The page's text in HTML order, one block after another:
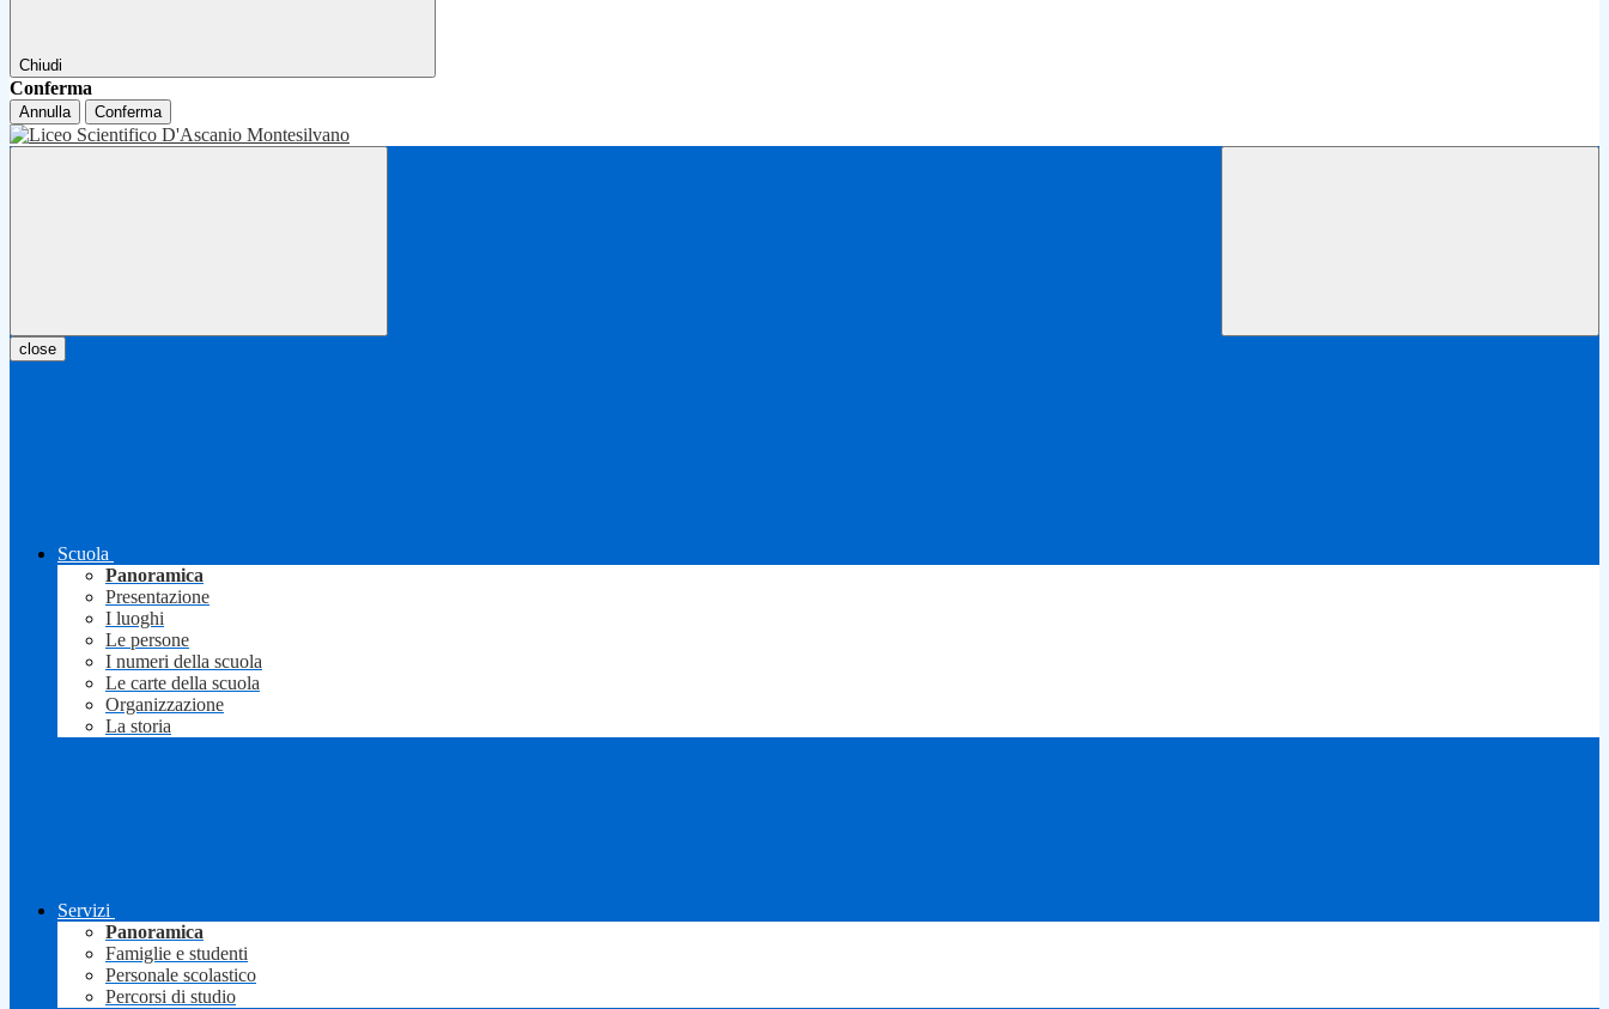
Chiudi
Conferma
Annulla Conferma
close
Scuola
Panoramica
Presentazione
I luoghi
Le persone
I numeri della scuola
Le carte della scuola
Organizzazione
La storia
Servizi
Panoramica
Famiglie e studenti
Personale scolastico
Percorsi di studio